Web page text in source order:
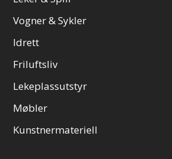
Vogner & Sykler
Idrett
Friluftsliv
Lekeplassutstyr
Møbler
Kunstnermateriell